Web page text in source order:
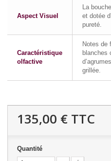
Aspect Visuel
La
et dotée
pureté.
Caractéristique
olfactive
Notes de
blanches
grillée.
135,00 € TTC
Quantité